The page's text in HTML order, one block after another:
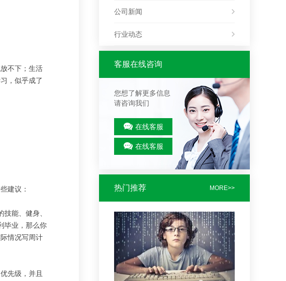
不下；生活
，似乎成了
建议：
能、健身、
毕业，那么你
情况写周计
先级，并且
公司新闻
行业动态
客服在线咨询
您想了解更多信息
请咨询我们
在线客服
在线客服
热门推荐 MORE>>